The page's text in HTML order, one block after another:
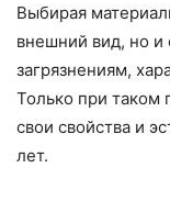
Выбирая
внешний вид, но и
загрязнениям,
Только при таком
свои свойства и
лет.